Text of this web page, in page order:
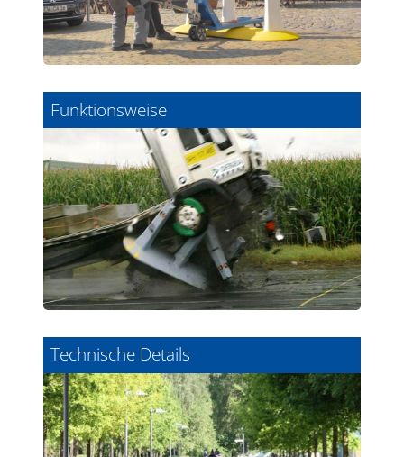
Funktionsweise
Technische Details